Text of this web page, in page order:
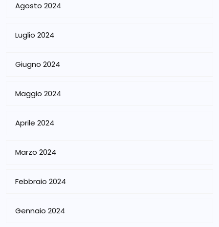
Agosto 2024
Luglio 2024
Giugno 2024
Maggio 2024
Aprile 2024
Marzo 2024
Febbraio 2024
Gennaio 2024